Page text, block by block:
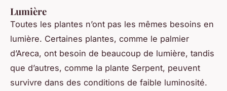
Lumière
Toutes les plantes n’ont pas les mêmes besoins en
lumière. Certaines plantes, comme le palmier
d’Areca, ont besoin de beaucoup de lumière, tandis
que d’autres, comme la plante Serpent, peuvent
survivre dans des conditions de faible luminosité.